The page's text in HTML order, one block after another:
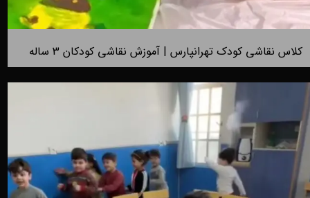
کلاس نقاشی کودک تهرانپارس | آموزش نقاشی کودکان 3 ساله